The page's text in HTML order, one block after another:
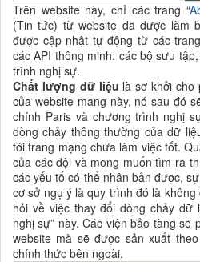
Trên website này, chỉ các trang “
(Tin tức) từ website đã được làm
được cập nhật tự động từ các
các API thông minh: các bộ sưu
trình nghị sự.
Chất lượng dữ liệu là sơ khởi cho
của website mạng này, nó sau đó
chính Paris và chương trình nghị
dòng chảy thông thường của dữ
tới trang mạng chưa làm việc tốt.
của các đội và mong muốn tìm ra
các yếu tố có thể nhân bản được,
cơ sở ngụ ý là quy trình đó là
hỏi về việc thay đổi dòng chảy dữ
nghị sự” này. Các viện bảo tàng sẽ
website mà sẽ được sản xuất
chính thức bên ngoài.